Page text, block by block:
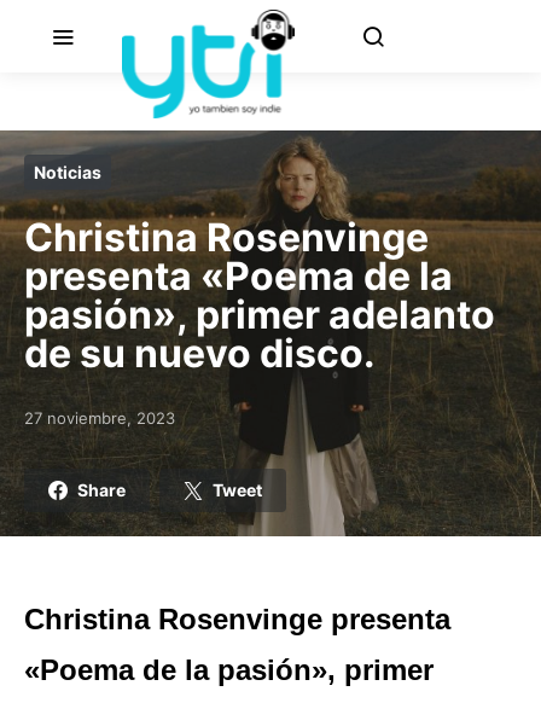
Noticias
Christina Rosenvinge
presenta «Poema de la
pasión», primer adelanto
de su nuevo disco.
Posted on
27 noviembre, 2023
Share Tweet
Christina Rosenvinge presenta
«Poema de la pasión», primer